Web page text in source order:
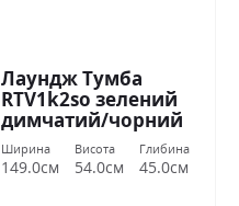
Лаундж Тумба
RTV1k2so зелений
димчатий/чорний
БРВ Україна
Ширина
149.0см
Висота
54.0см
Глибина
45.0см